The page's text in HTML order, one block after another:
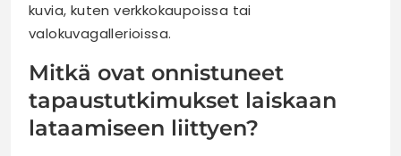
kuvia, kuten verkkokaupoissa tai
valokuvagallerioissa.
Mitkä ovat onnistuneet
tapaustutkimukset laiskaan
lataamiseen liittyen?